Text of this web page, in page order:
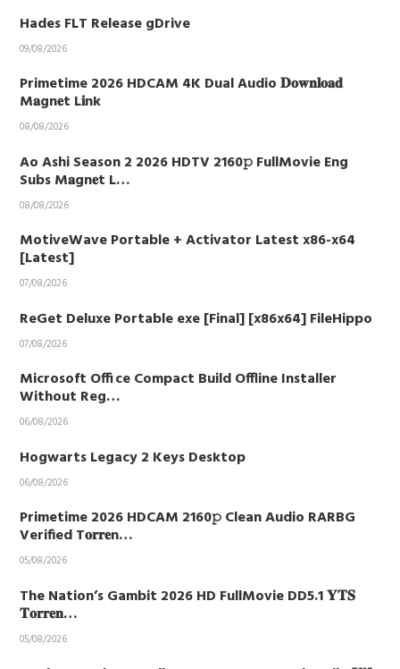
Hades FLT Release gDrive
09/08/2026
Primetime 2026 HDCAM 4K Dual Audio 𝐃𝐨𝐰𝐧𝐥𝐨𝐚𝐝
M𝐚gn𝐞t L𝐢nk
08/08/2026
Ao Ashi Season 2 2026 HDTV 2160𝚙 FullMovie Eng
Subs M𝐚gn𝐞t L…
08/08/2026
MotiveWave Portable + Activator Latest x86-x64
[Latest]
07/08/2026
ReGet Deluxe Portable exe [Final] [x86x64] FileHippo
07/08/2026
Microsoft Office Compact Build Offline Installer
Without Reg…
06/08/2026
Hogwarts Legacy 2 Keys Desktop
06/08/2026
Primetime 2026 HDCAM 2160𝚙 Clean Audio RARBG
Verified T𝐨𝐫𝐫𝐞n…
05/08/2026
The Nation’s Gambit 2026 HD FullMovie DD5.1 𝐘𝐓𝐒
𝐓𝐨𝐫𝐫𝐞𝐧…
05/08/2026